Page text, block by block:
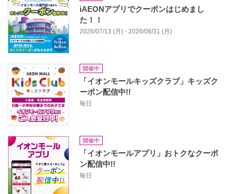
iAEONアプリでクーポンはじめまし
た！！
2026/07/13 (月) - 2026/08/31 (月)
開催中
「イオンモールキッズクラブ」キッズク
ーポン配信中!!
毎日
開催中
「イオンモールアプリ」おトクなクーポ
ン配信中!!
毎日